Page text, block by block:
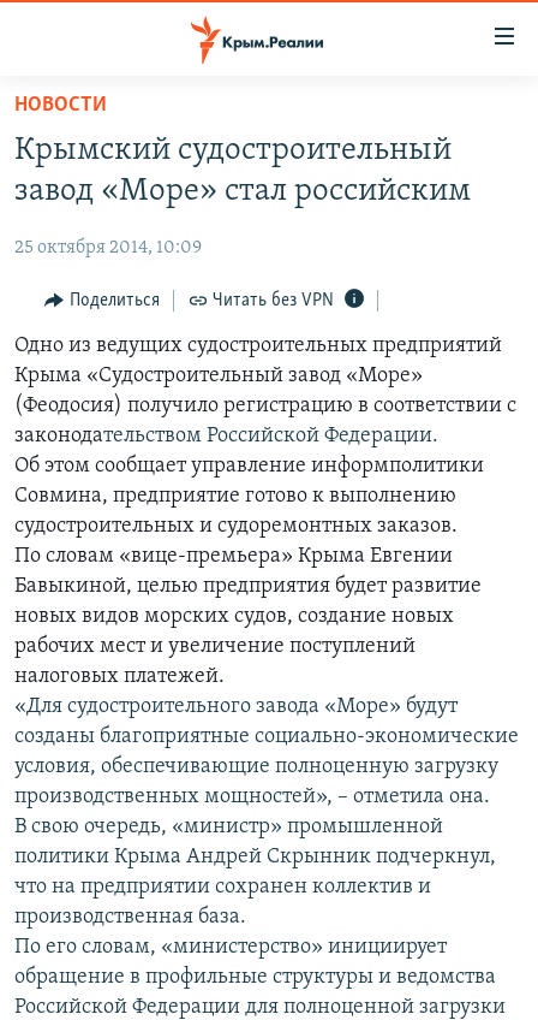
Вернуться
основному
содержанию
навигации
Вернутся
поиску
СПЕЦПРОЕКТЫ
КАРТА ВОЕННЫХ ОБЪЕКТОВ КРЫМА
11 ЛЕТ ОККУПАЦИИ КРЫМА. 11 ИСТОРИЙ СОПРОТИВЛЕНИЯ
ИСТОРИЯ
ЕЩЕ
ИНТЕРАКТИВ
ИНФОГРАФИКА
ТЕЛЕПРОЕКТ КРЫМ.РЕАЛИИ
СОВЕТЫ ПРАВОЗАЩИТНИКОВ
ПРОПАВШИЕ БЕЗ ВЕСТИ
ПОБЕДИТЕЛЕЙ НЕ СУДЯТ?
ELIFBE
РАДІО СВОБОДА
КАК ОБОЙТИ БЛОКИРОВКУ
Українською
Qırımtatar
ПРИСОЕДИНЯЙТЕСЬ!
Все сайты RFE/RL
НОВОСТИ
Крымский судостроительный
завод «Море» стал российским
25 октября 2014, 10:09
Поделиться Читать без VPN
Одно из ведущих судостроительных предприятий
Крыма «Судостроительный завод «Море»
(Феодосия) получило регистрацию в соответствии с
законодательством Российской Федерации.
Об этом сообщает управление информполитики
Совмина, предприятие готово к выполнению
судостроительных и судоремонтных заказов.
По словам «вице-премьера» Крыма Евгении
Бавыкиной, целью предприятия будет развитие
новых видов морских судов, создание новых
рабочих мест и увеличение поступлений
налоговых платежей.
«Для судостроительного завода «Море» будут
созданы благоприятные социально-экономические
условия, обеспечивающие полноценную загрузку
производственных мощностей», – отметила она.
В свою очередь, «министр» промышленной
политики Крыма Андрей Скрынник подчеркнул,
что на предприятии сохранен коллектив и
производственная база.
По его словам, «министерство» инициирует
обращение в профильные структуры и ведомства
Российской Федерации для полноценной загрузки